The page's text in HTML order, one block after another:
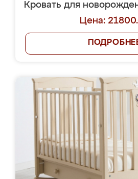
Кровать для
Цена: